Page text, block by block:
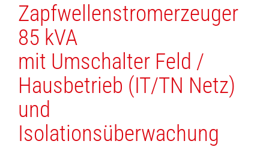
Zapfwellenstromerzeuger
85 kVA
mit Umschalter Feld /
Hausbetrieb (IT/TN Netz)
und
Isolationsüberwachung